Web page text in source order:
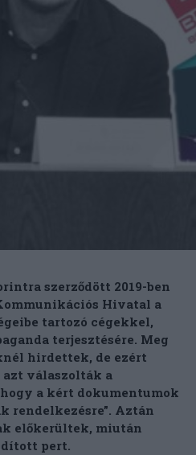
szerződött 2019-ben
Hivatal a
tartozó cégekkel,
terjesztésére. Meg
hirdettek, de ezért
válaszolták a
a kért dokumentumok
rendelkezésre”. Aztán
előkerültek, miután
pert.